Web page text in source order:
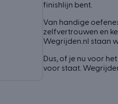
finishlijn bent.
Van handige
zelfvertrouwen en
Wegrijden.nl staan
Dus, of je nu voor
voor staat.